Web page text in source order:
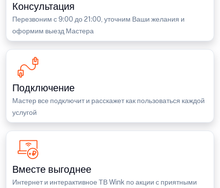
Консультация
Перезвоним с 9:00 до 21:00, уточним Ваши желания и
оформим выезд Мастера
Подключение
Мастер все подключит и расскажет как пользоваться каждой
услугой
Вместе выгоднее
Интернет и интерактивное ТВ Wink по акции с приятными